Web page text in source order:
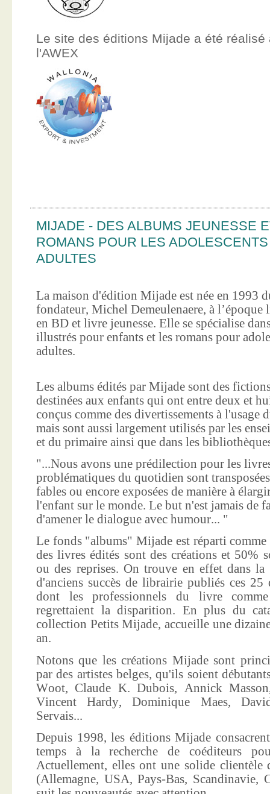
Le site des éditions Mijade a été réalisé
l'AWEX
MIJADE - DES ALBUMS JEUNESSE
ROMANS POUR LES
ADULTES
La maison d'édition Mijade est née en 1993
fondateur, Michel Demeulenaere, à l’époque
en BD et livre jeunesse. Elle se spécialise
illustrés pour enfants et les romans pour
adultes.
Les albums édités par Mijade sont des
destinées aux enfants qui ont entre deux et
conçus comme des divertissements à
mais sont aussi largement utilisés par les
et du primaire ainsi que dans les
"...Nous avons une prédilection pour les
problématiques du quotidien sont
fables ou encore exposées de manière à
l'enfant sur le monde. Le but n'est jamais de
d'amener le dialogue avec humour... "
Le fonds "albums" Mijade est réparti
des livres édités sont des créations et 50%
ou des reprises. On trouve en effet dans
d'anciens succès de librairie publiés ces 25
dont les professionnels du livre
regrettaient la disparition. En plus du
collection Petits Mijade, accueille une
an.
Notons que les créations Mijade sont
par des artistes belges, qu'ils soient
Woot, Claude K. Dubois, Annick
Vincent Hardy, Dominique Maes,
Servais...
Depuis 1998, les éditions Mijade
temps à la recherche de coéditeurs
Actuellement, elles ont une solide clientèle
(Allemagne, USA, Pays-Bas, Scandinavie,